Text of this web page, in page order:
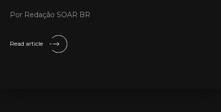
Por Redação SOAR BR
Read article